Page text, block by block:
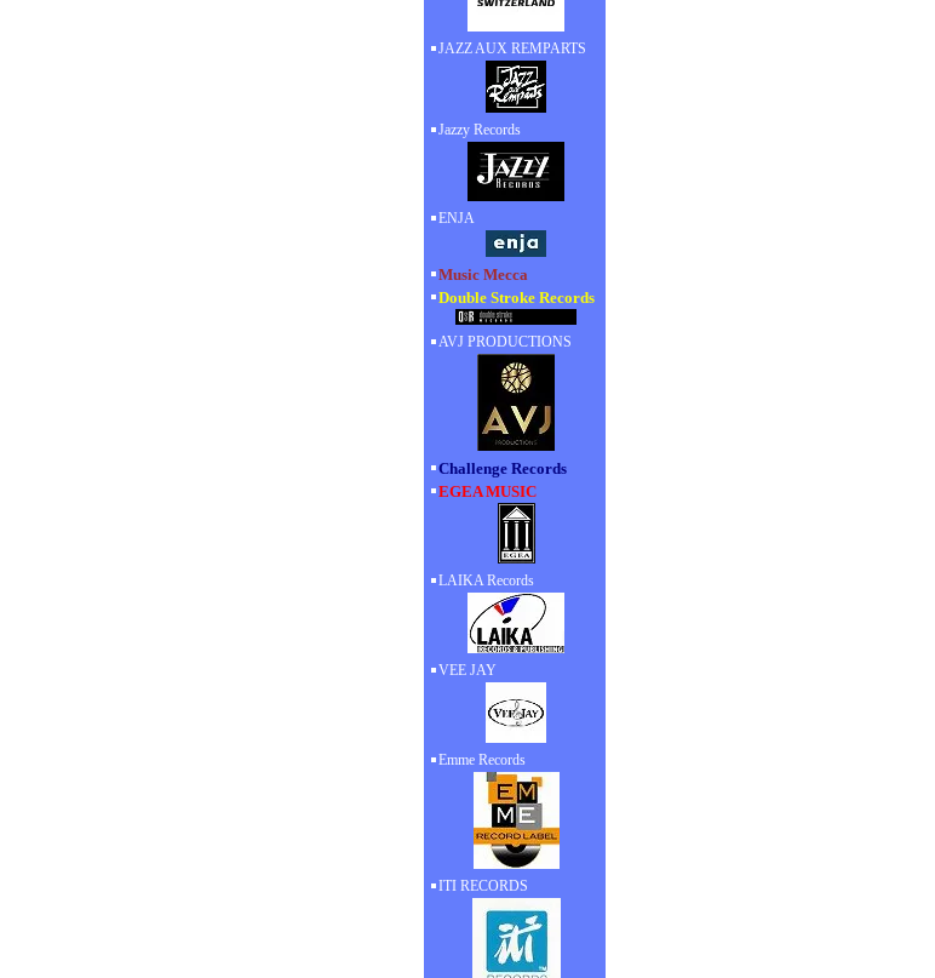
JAZZ AUX REMPARTS
Jazzy Records
ENJA
Music Mecca
Double Stroke Records
AVJ PRODUCTIONS
Challenge Records
EGEA MUSIC
LAIKA Records
VEE JAY
Emme Records
ITI RECORDS